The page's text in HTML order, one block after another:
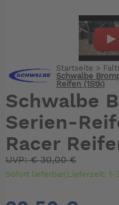
Startseite >
Schwalbe
Reifen (1Stk)
Schwalbe
Serien-
Racer
UVP:€30,00 €
Sofort lieferbar(Lieferzeit: 1-